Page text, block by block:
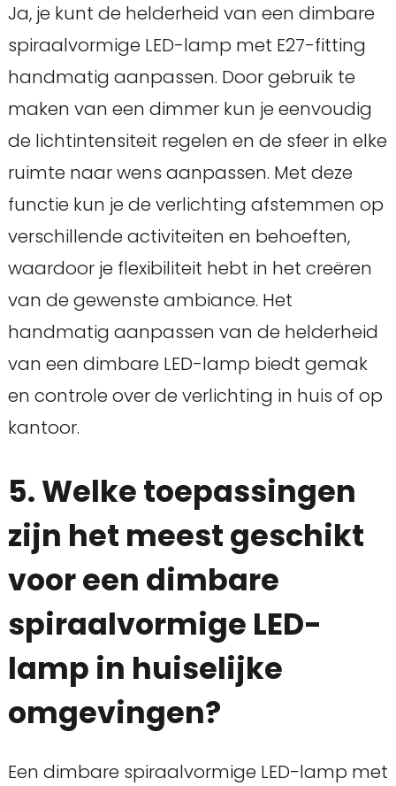
Ja, je kunt de helderheid van een dimbare
spiraalvormige LED-lamp met E27-fitting
handmatig aanpassen. Door gebruik te
maken van een dimmer kun je eenvoudig
de lichtintensiteit regelen en de sfeer in elke
ruimte naar wens aanpassen. Met deze
functie kun je de verlichting afstemmen op
verschillende activiteiten en behoeften,
waardoor je flexibiliteit hebt in het creëren
van de gewenste ambiance. Het
handmatig aanpassen van de helderheid
van een dimbare LED-lamp biedt gemak
en controle over de verlichting in huis of op
kantoor.
5. Welke toepassingen
zijn het meest geschikt
voor een dimbare
spiraalvormige LED-
lamp in huiselijke
omgevingen?
Een dimbare spiraalvormige LED-lamp met